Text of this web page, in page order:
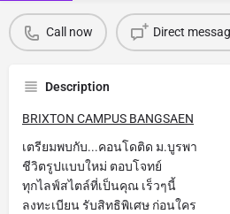
Call now Direct
Description
BRIXTON CAMPUS BANGSAEN
เตรียมพบกับ...คอนโดติด ม.บูรพา
ชีวิตรูปแบบใหม่ ตอบโจทย์
ทุกไลฟ์สไตล์ที่เป็นคุณ เร็วๆนี้
ลงทะเบียน รับสิทธิพิเศษ ก่อนใคร